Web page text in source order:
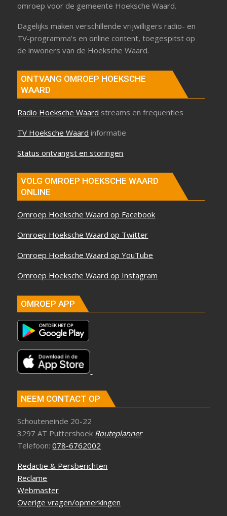
omroep voor de gemeente Hoeksche Waard.
Dagelijks maken verschillende vrijwilligers radio- en
TV-programma’s en online content, toegespitst op
de inwoners van de Hoeksche Waard.
ONTVANG OMROEP HOEKSCHE
WAARD
Radio Hoeksche Waard streams en frequenties
TV Hoeksche Waard informatie
Status ontvangst en storingen
VOLG OMROEP HOEKSCHE WAARD
ONLINE
Omroep Hoeksche Waard op Facebook
Omroep Hoeksche Waard op Twitter
Omroep Hoeksche Waard op YouTube
Omroep Hoeksche Waard op Instagram
OMROEP APP
NEEM CONTACT OP
Schouteneinde 20-22
3297 AT Puttershoek Routeplanner
Telefoon:078-6762002
Redactie & Persberichten
Reclame
Webmaster
Overige vragen/opmerkingen